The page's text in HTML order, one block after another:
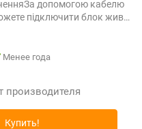
допомогою кабелю
підключити блок жив…
Менее года
производителя
Купить!